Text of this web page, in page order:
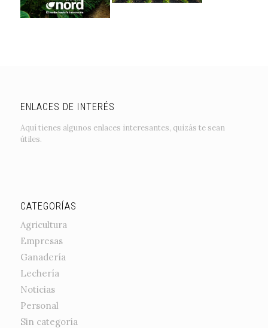
ENLACES DE INTERÉS
Aquí tienes algunos enlaces interesantes, quizás te sean
útiles.
CATEGORÍAS
Agricultura
Empresas
Ganadería
Lechería
Noticias
Personal
Sin categoría